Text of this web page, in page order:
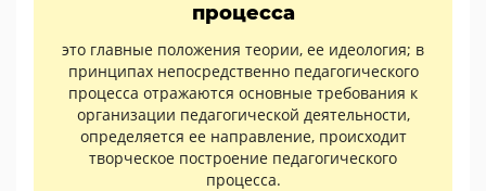
процесса
это главные положения теории, ее идеология; в
принципах непосредственно педагогического
процесса отражаются основные требования к
организации педагогической деятельности,
определяется ее направление, происходит
творческое построение педагогического
процесса.